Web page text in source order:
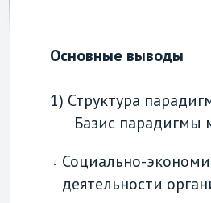
Основные выводы
1) Структура
Базис парадигмы
Социально-
деятельности